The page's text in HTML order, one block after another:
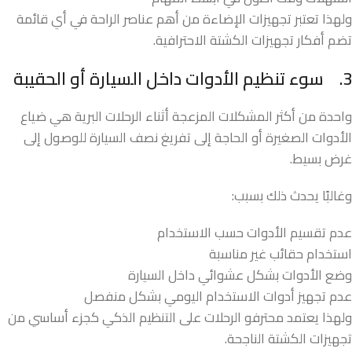
ولهذا تعتبر تجهيزات الإضاءة من أهم عناصر الراحة في أي قائمة
تضم أفكار تجهيزات الكشتة الاحترافية.
3. سوء تنظيم الأدوات داخل السيارة أو الحقيبة
واحدة من أكثر المشكلات المزعجة أثناء الرحلات البرية هي ضياع
الأدوات الصغيرة أو الحاجة إلى تفريغ نصف السيارة للوصول إلى
غرض بسيط.
وغالبًا يحدث ذلك بسبب:
عدم تقسيم الأدوات حسب الاستخدام
استخدام حقائب غير مناسبة
وضع الأدوات بشكل عشوائي داخل السيارة
عدم تجهيز أدوات الاستخدام اليومي بشكل منفصل
ولهذا يعتمد محترفو الرحلات على التنظيم الذكي كجزء أساسي من
تجهيزات الكشتة الناجحة.